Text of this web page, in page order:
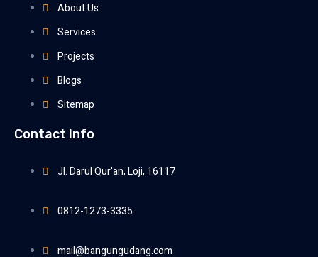
About Us
Services
Projects
Blogs
Sitemap
Contact Info
Jl. Darul Qur'an, Loji, 16117
0812-1273-3335
mail@bangungudang.com